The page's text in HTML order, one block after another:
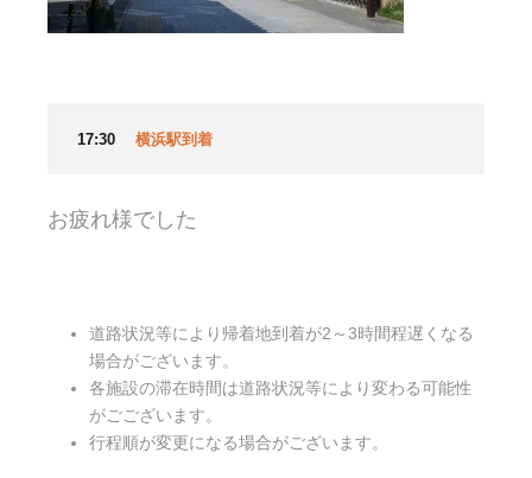
17:30 横浜駅到着
お疲れ様でした
道路状況等により帰着地到着が2～3時間程遅くなる
場合がございます。
各施設の滞在時間は道路状況等により変わる可能性
がごございます。
行程順が変更になる場合がございます。